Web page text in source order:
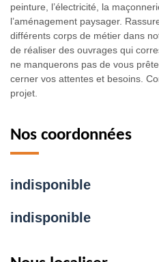
peinture, l’électricité, la
l’aménagement paysager.
différents corps de métier dans
de réaliser des ouvrages qui
ne manquerons pas de vous
cerner vos attentes et besoins.
projet.
Nos coordonnées
indisponible
indisponible